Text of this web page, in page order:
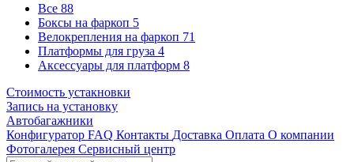
Все 88
Боксы на фаркоп 5
Велокрепления на фаркоп 71
Платформы для груза 4
Аксессуары для платформ 8
Стоимость устакновки
Запись на установку
Автобагажники
Конфигуратор FAQ Контакты Доставка Оплата О компании
Фотогалерея Сервисный центр